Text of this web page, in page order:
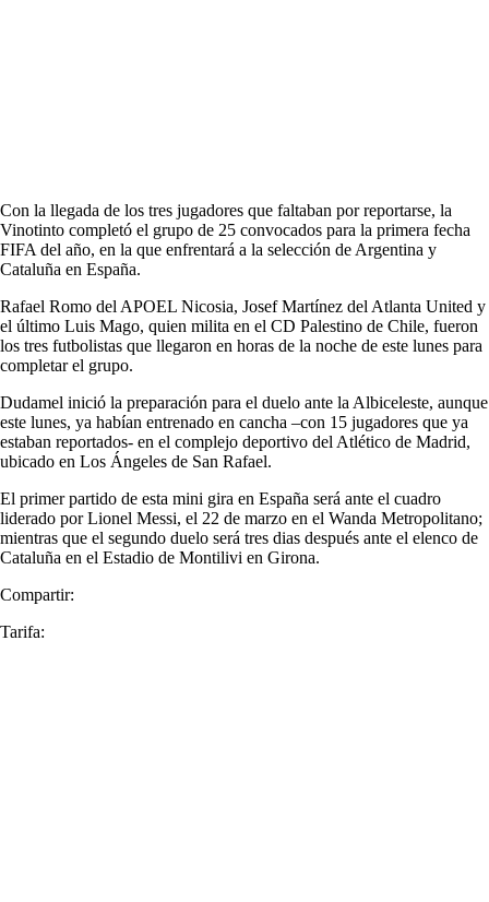
Con la llegada de los tres jugadores que faltaban por reportarse, la
Vinotinto completó el grupo de 25 convocados para la primera fecha
FIFA del año, en la que enfrentará a la selección de Argentina y
Cataluña en España.
Rafael Romo del APOEL Nicosia, Josef Martínez del Atlanta United y
el último Luis Mago, quien milita en el CD Palestino de Chile, fueron
los tres futbolistas que llegaron en horas de la noche de este lunes para
completar el grupo.
Dudamel inició la preparación para el duelo ante la Albiceleste, aunque
este lunes, ya habían entrenado en cancha –con 15 jugadores que ya
estaban reportados- en el complejo deportivo del Atlético de Madrid,
ubicado en Los Ángeles de San Rafael.
El primer partido de esta mini gira en España será ante el cuadro
liderado por Lionel Messi, el 22 de marzo en el Wanda Metropolitano;
mientras que el segundo duelo será tres dias después ante el elenco de
Cataluña en el Estadio de Montilivi en Girona.
Compartir:
Tarifa: